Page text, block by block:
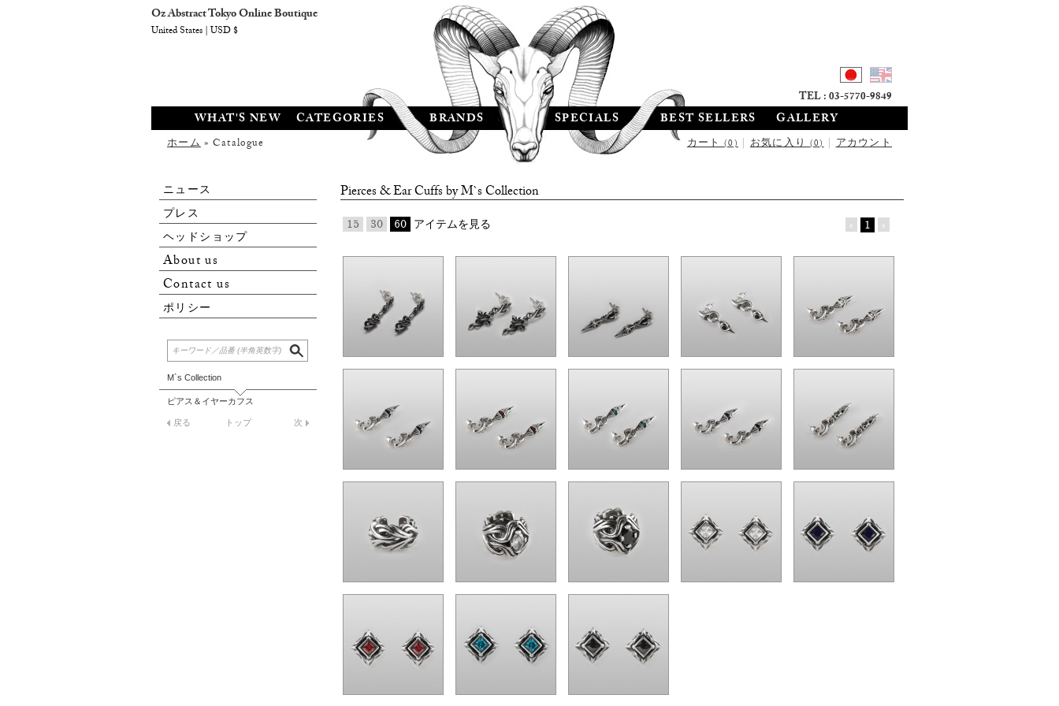
WHAT'S NEW CATEGORIES BRANDS SPECIALS BEST SELLERS GALLERY
カート(0)|お気に入り(0)|アカウント
ホーム» Catalogue
TEL : 03-5770-9849
ニュース
プレス
ヘッドショップ
About us
Contact us
ポリシー
M`s Collection
ピアス＆イヤーカフス
戻る トップ 次
Pierces & Ear Cuffs byM`s Collection
‹ 1 ›
15 30 60 アイテムを見る
Oz Abstract Tokyo Online Boutique
United States | USD $